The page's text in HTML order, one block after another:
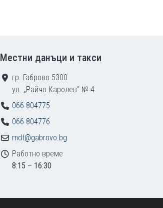
Местни данъци и такси
гр. Габрово 5300
ул. „Райчо Каролев“ № 4
066 804775
066 804776
mdt@gabrovo.bg
Работно време
8:15 – 16:30